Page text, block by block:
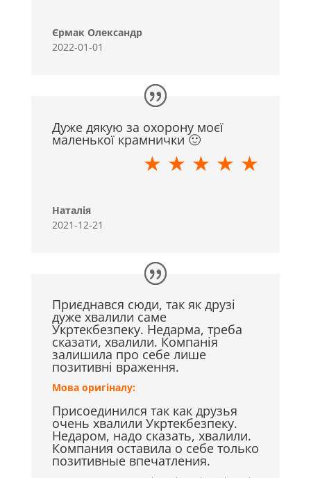
Єрмак Олександр
2022-01-01
Дуже дякую за охорону моєї
маленької крамнички 🙂
★ ★ ★ ★ ★
Наталія
2021-12-21
Приєднався сюди, так як друзі
дуже хвалили саме
Укртекбезпеку. Недарма, треба
сказати, хвалили. Компанія
залишила про себе лише
позитивні враження.
Мова оригіналу:
Присоединился так как друзья
очень хвалили Укртекбезпеку.
Недаром, надо сказать, хвалили.
Компания оставила о себе только
позитивные впечатления.